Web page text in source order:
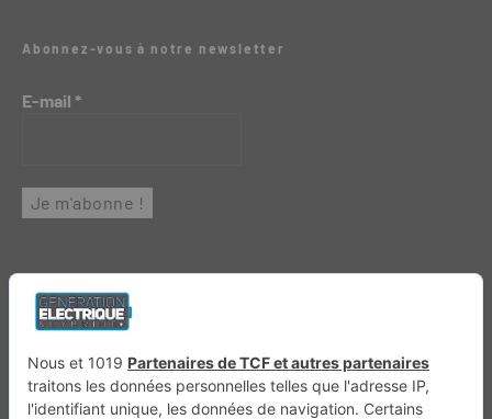
Abonnez-vous à notre newsletter
E-mail *
Enduro Mag Trail Adventure Trial Mag Sport-Bikes